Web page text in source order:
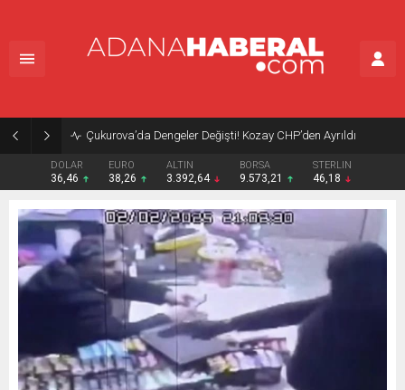
Çukurova’da Dengeler Değişti! Kozay CHP’den Ayrıldı
DOLAR
36,46
EURO
38,26
ALTIN
3.392,64
BORSA
9.573,21
STERLIN
46,18